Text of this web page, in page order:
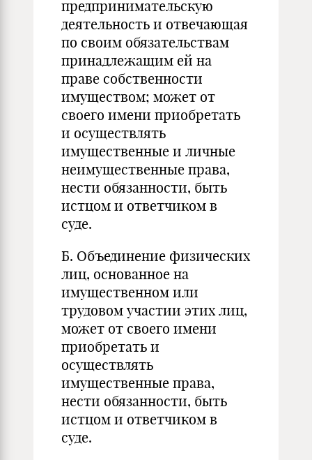
предпринимательскую
деятельность и отвечающая
по своим обязательствам
принадлежащим ей на
праве собственности
имуществом; может от
своего имени приобретать
и осуществлять
имущественные и личные
неимущественные права,
нести обязанности, быть
истцом и ответчиком в
суде.
Б. Объединение физических
лиц, основанное на
имущественном или
трудовом участии этих лиц,
может от своего имени
приобретать и
осуществлять
имущественные права,
нести обязанности, быть
истцом и ответчиком в
суде.